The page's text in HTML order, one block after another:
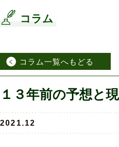
コラム
コラム一覧へもどる
１３年前の予想と
2021.12